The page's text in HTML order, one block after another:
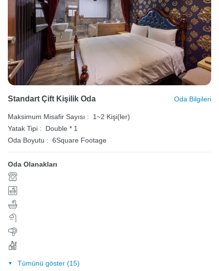
Standart Çift Kişilik Oda Oda Bilgileri
Maksimum Misafir Sayısı :
1~2 Kişi(ler)
Yatak Tipi :
Double * 1
Oda Boyutu : 6Square Footage
Oda Olanakları
Tümünü göster (15)